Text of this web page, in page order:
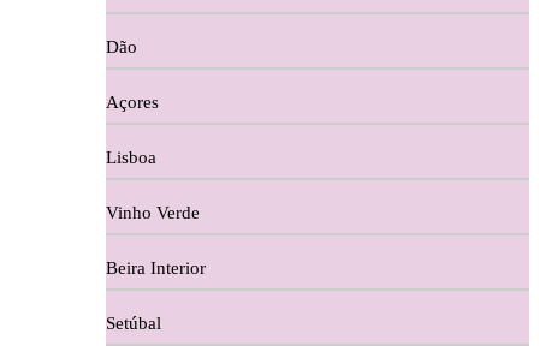
Cortes De Reguengo Douro
Digestivos
Divai - Alentejo
Dona Sancha Dão
Doroteia Douro
Ermelinda Freitas - Setubal
Dão
Açores
Lisboa
Vinho Verde
Beira Interior
Setúbal